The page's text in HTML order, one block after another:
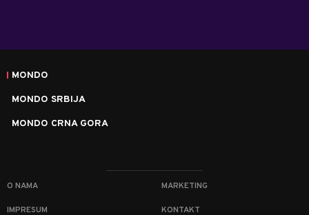
MONDO
MONDO SRBIJA
MONDO CRNA GORA
O NAMA MARKETING
IMPRESUM KONTAKT